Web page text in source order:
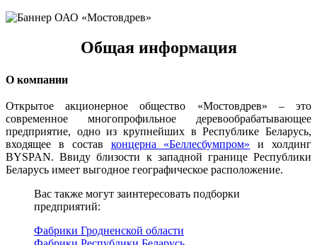
Общая информация
О компании
Открытое акционерное общество «Мостовдрев» – это
современное многопрофильное деревообрабатывающее
предприятие, одно из крупнейших в Республике Беларусь,
входящее в состав концерна «Беллесбумпром» и холдинг
BYSPAN. Ввиду близости к западной границе Республики
Беларусь имеет выгодное географическое расположение.
Вас также могут заинтересовать подборки
предприятий:
Фабрики Гродненской области